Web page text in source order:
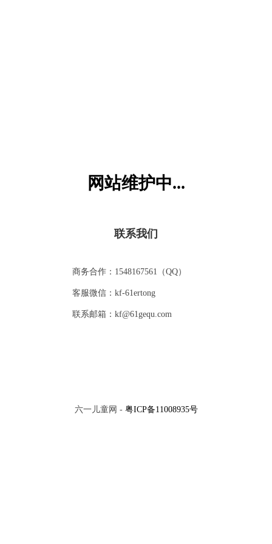
网站维护中...
联系我们
商务合作：1548167561（QQ）
客服微信：kf-61ertong
联系邮箱：kf@61gequ.com
六一儿童网 - 粤ICP备11008935号